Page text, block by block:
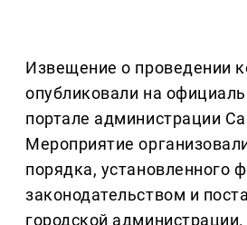
Извещение о проведении
опубликовали на
портале администрации
Мероприятие
порядка, установленного
законодательством и
городской администрации.